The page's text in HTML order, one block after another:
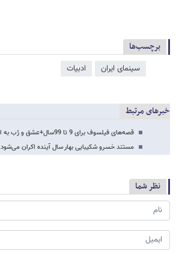
برچسب‌ها
سینمای ایران ادبیات
خبرهای مرتبط
قصه‌های فیلسوف برای 9 تا 99سال+عشق و رُب به اندازه کافی
مستند خسرو شکیبایی بهار سال آینده اکران می‌شود
نظر شما